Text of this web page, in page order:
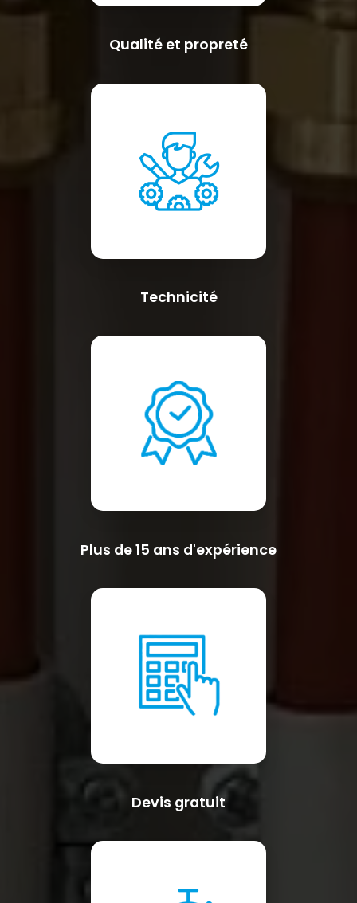
Qualité et propreté
Technicité
Plus de 15 ans d'expérience
Devis gratuit